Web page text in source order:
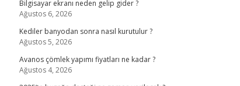
Bilgisayar ekranı neden gelip gider ?
Ağustos 6, 2026
Kediler banyodan sonra nasıl kurutulur ?
Ağustos 5, 2026
Avanos çömlek yapımı fiyatları ne kadar ?
Ağustos 4, 2026